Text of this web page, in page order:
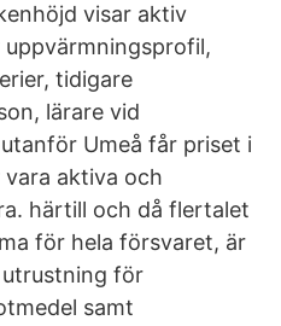
visar aktiv
tidigare
lärare vid
Umeå får priset i
aktiva och
härtill och då flertalet
för hela försvaret, är
för
samt